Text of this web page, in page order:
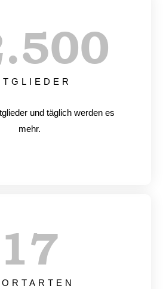
und täglich werden es
mehr.
17